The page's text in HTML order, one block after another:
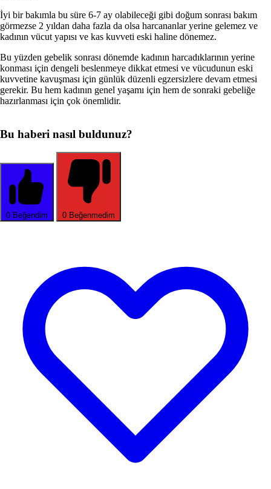
İyi bir bakımla bu süre 6-7 ay olabileceği gibi doğum sonrası bakım
görmezse 2 yıl­dan daha fazla da olsa harcananlar yerine gelemez ve
kadının vücut yapısı ve kas kuvveti eski haline dönemez.
Bu yüzden gebelik sonrası dönemde kadı­nın harcadıklarının yerine
konması için dengeli beslenmeye dikkat etmesi ve vü­cudunun eski
kuvvetine kavuşması için günlük düzenli egzersizlere devam etme­si
gerekir. Bu hem kadının genel yaşamı için hem de sonraki gebeliğe
hazırlanma­sı için çok önemlidir.
Bu haberi nasıl buldunuz?
0 Beğendim 0 Beğenmedim